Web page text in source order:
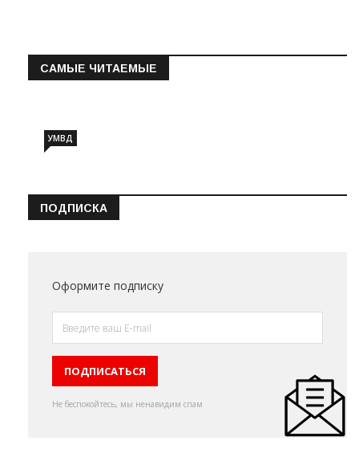
САМЫЕ ЧИТАЕМЫЕ
УМВД
ПОДПИСКА
Оформите подписку
Не беспокойтесь, мы ненавидим спам